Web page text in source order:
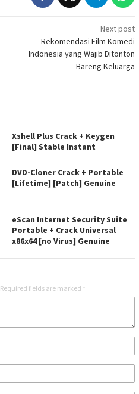
Next post
Rekomendasi Film Komedi
Indonesia yang Wajib Ditonton
Bareng Keluarga
Xshell Plus Crack + Keygen
[Final] Stable Instant
DVD-Cloner Crack + Portable
[Lifetime] [Patch] Genuine
eScan Internet Security Suite
Portable + Crack Universal
x86x64 [no Virus] Genuine
Required fields are marked *